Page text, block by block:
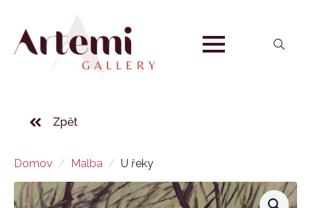
Zpět
Domov Malba U řeky